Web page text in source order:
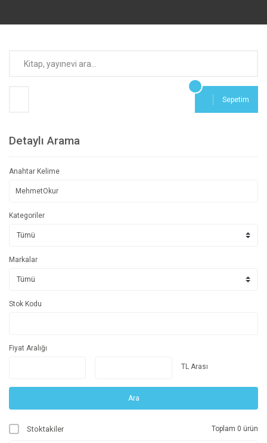
Sepetim
Detaylı Arama
Anahtar Kelime
Kategoriler
Markalar
Stok Kodu
Fiyat Aralığı
TL Arası
Ara
Stoktakiler Toplam 0 ürün